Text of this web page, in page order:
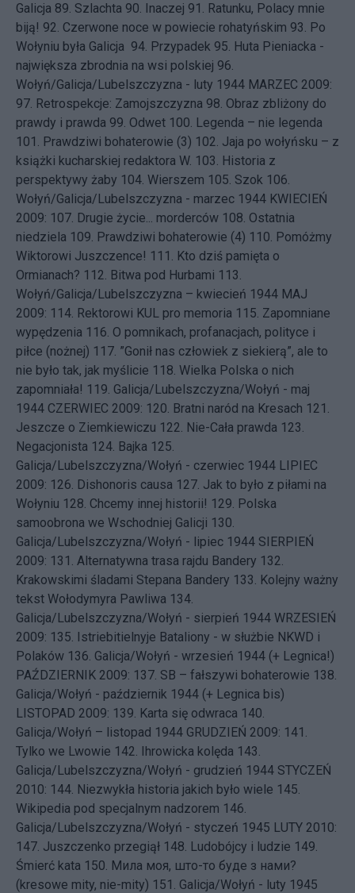
Galicja 89. Szlachta 90. Inaczej 91. Ratunku, Polacy mnie
biją! 92. Czerwone noce w powiecie rohatyńskim 93. Po
Wołyniu była Galicja 94. Przypadek 95. Huta Pieniacka -
największa zbrodnia na wsi polskiej 96.
Wołyń/Galicja/Lubelszczyzna - luty 1944 MARZEC 2009:
97. Retrospekcje: Zamojszczyzna 98. Obraz zbliżony do
prawdy i prawda 99. Odwet 100. Legenda – nie legenda
101. Prawdziwi bohaterowie (3) 102. Jaja po wołyńsku – z
książki kucharskiej redaktora W. 103. Historia z
perspektywy żaby 104. Wierszem 105. Szok 106.
Wołyń/Galicja/Lubelszczyzna - marzec 1944 KWIECIEŃ
2009: 107. Drugie życie... morderców 108. Ostatnia
niedziela 109. Prawdziwi bohaterowie (4) 110. Pomóżmy
Wiktorowi Juszczence! 111. Kto dziś pamięta o
Ormianach? 112. Bitwa pod Hurbami 113.
Wołyń/Galicja/Lubelszczyzna – kwiecień 1944 MAJ
2009: 114. Rektorowi KUL pro memoria 115. Zapomniane
wypędzenia 116. O pomnikach, profanacjach, polityce i
piłce (nożnej) 117. ”Gonił nas człowiek z siekierą”, ale to
nie było tak, jak myślicie 118. Wielka Polska o nich
zapomniała! 119. Galicja/Lubelszczyzna/Wołyń - maj
1944 CZERWIEC 2009: 120. Bratni naród na Kresach 121.
Jeszcze o Ziemkiewiczu 122. Nie-Cała prawda 123.
Negacjonista 124. Bajka 125.
Galicja/Lubelszczyzna/Wołyń - czerwiec 1944 LIPIEC
2009: 126. Dishonoris causa 127. Jak to było z piłami na
Wołyniu 128. Chcemy innej historii! 129. Polska
samoobrona we Wschodniej Galicji 130.
Galicja/Lubelszczyzna/Wołyń - lipiec 1944 SIERPIEŃ
2009: 131. Alternatywna trasa rajdu Bandery 132.
Krakowskimi śladami Stepana Bandery 133. Kolejny ważny
tekst Wołodymyra Pawliwa 134.
Galicja/Lubelszczyzna/Wołyń - sierpień 1944 WRZESIEŃ
2009: 135. Istriebitielnyje Bataliony - w służbie NKWD i
Polaków 136. Galicja/Wołyń - wrzesień 1944 (+ Legnica!)
PAŹDZIERNIK 2009: 137. SB – fałszywi bohaterowie 138.
Galicja/Wołyń - październik 1944 (+ Legnica bis)
LISTOPAD 2009: 139. Karta się odwraca 140.
Galicja/Wołyń – listopad 1944 GRUDZIEŃ 2009: 141.
Tylko we Lwowie 142. Ihrowicka kolęda 143.
Galicja/Lubelszczyzna/Wołyń - grudzień 1944 STYCZEŃ
2010: 144. Niezwykła historia jakich było wiele 145.
Wikipedia pod specjalnym nadzorem 146.
Galicja/Lubelszczyzna/Wołyń - styczeń 1945 LUTY 2010:
147. Juszczenko przegiął 148. Ludobójcy i ludzie 149.
Śmierć kata 150. Мила моя, што-то буде з нами?
(kresowe mity, nie-mity) 151. Galicja/Wołyń - luty 1945